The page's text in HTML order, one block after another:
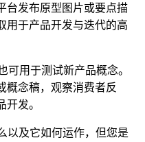
台发布原型图片或要点描
用于产品开发与迭代的高
可用于测试新产品概念。
概念稿，观察消费者反
发。
以及它如何运作，但您是